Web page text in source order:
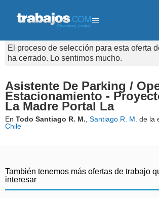
El proceso de selección para esta oferta
ha cerrado. Lo sentimos mucho.
Asistente De Parking /
Estacionamiento -
La Madre Portal La
En Todo Santiago R. M. Santiago R. M. de la
Chile
También tenemos más ofertas de trabajo
interesar